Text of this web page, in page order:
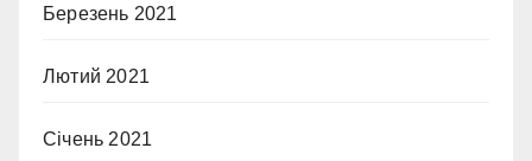
Березень 2021
Лютий 2021
Січень 2021